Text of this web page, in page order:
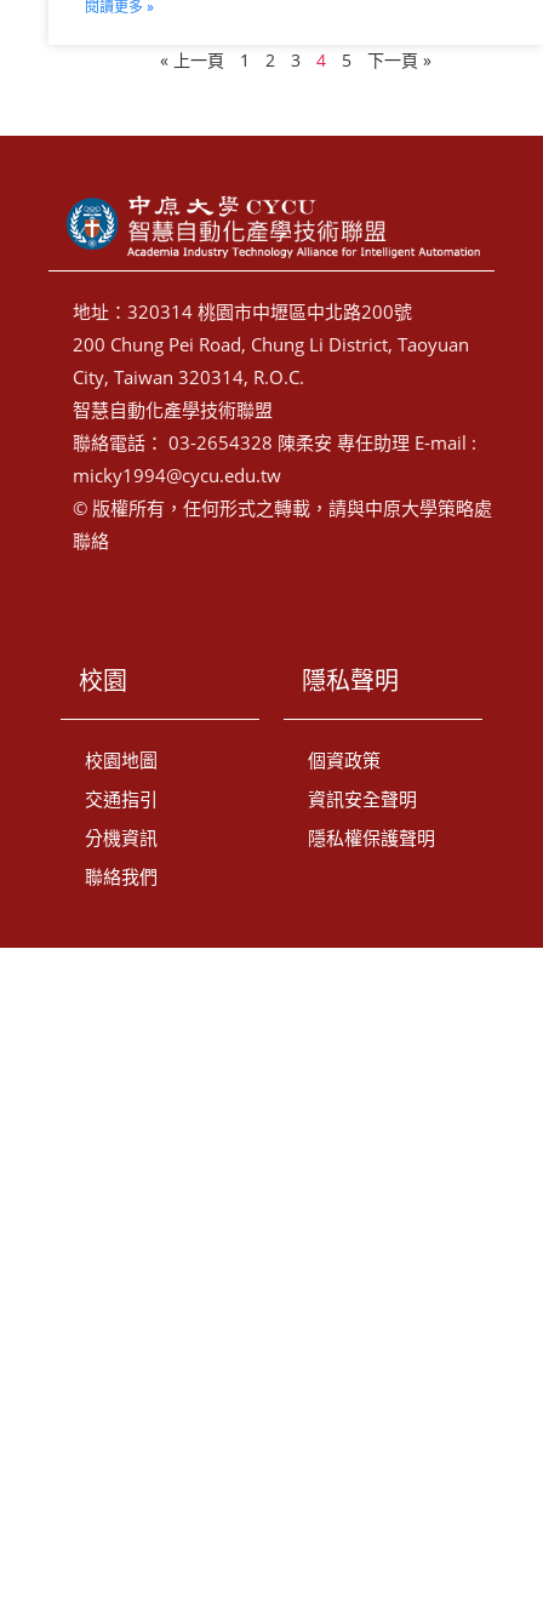
閱讀更多 »
« 上一頁 1 2 3 4 5 下一頁 »
地址：320314 桃園市中壢區中北路200號
200 Chung Pei Road, Chung Li District, Taoyuan
City, Taiwan 320314, R.O.C.
智慧自動化產學技術聯盟
聯絡電話： 03-2654328 陳柔安 專任助理 E-mail :
micky1994@cycu.edu.tw
© 版權所有，任何形式之轉載，請與中原大學策略處
聯絡
校園
校園地圖
交通指引
分機資訊
聯絡我們
隱私聲明
個資政策
資訊安全聲明
隱私權保護聲明